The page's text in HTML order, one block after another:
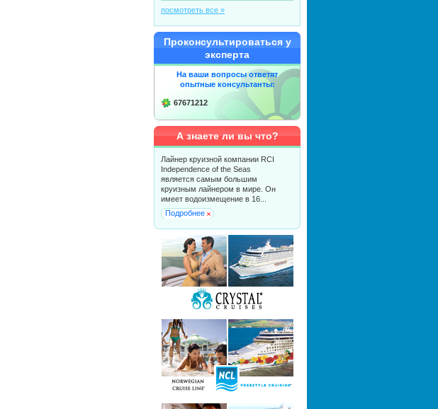
посмотреть все »
Проконсультироваться у
эксперта
На ваши вопросы ответят
опытные консультанты:
67671212
А знаете ли вы что?
Лайнер круизной компании RCI
Independence of the Seas
является самым большим
круизным лайнером в мире. Он
имеет водоизмещение в 16...
Подробнее